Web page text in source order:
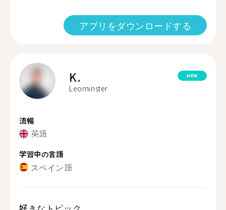
アプリをダウンロードする
K.
Leominster
NEW
流暢
英語
学習中の言語
スペイン語
好きなトピック